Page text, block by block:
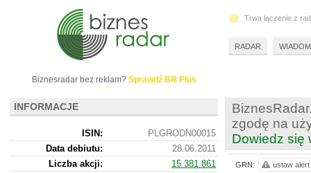
zgodę na
Dowiedz się
GRN: ustaw alert
Biznesradar bez reklam? Sprawdź BR Plus
INFORMACJE
ISIN:
PLGRODN00015
Data debiutu:
28.06.2011
Liczba akcji:
15 381 861
Trwa łączenie z
RADAR